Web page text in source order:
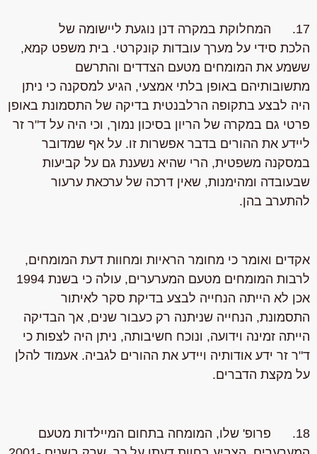
17. המחלוקת במקרה דנן נוגעת ליישומה של
הלכת סידי על מערך עובדות קונקרטי. בית משפט קמא,
ששמע את המומחים מטעם הצדדים והתרשם
מתשובותיהם באופן בלתי אמצעי, הגיע למסקנה כי ניתן
היה לבצע בתקופה הרלבנטית בדיקה של התסמונת באופן
פרטי גם במקרה של הריון בסיכון נמוך, וכי היה על ד"ר זר
ליידע את ההורים בדבר אפשרות זו. על אף שמדובר
במסקנה משפטית, הרי שהיא נשענת גם על קביעות
שבעובדה ומהימנות, שאין דרכה של ערכאת ערעור
להתערב בהן.
אקדים ואומר כי מחומר הראיות ומחוות דעת המומחים,
לרבות המומחים מטעם המערערים, עולה כי בשנת 1994
אכן לא הייתה הנחייה לבצע בדיקת סקר לאיתור
התסמונת, הנחייה שניתנה רק כעבור שנים, אך הבדיקה
הייתה זמינה וידועה, ונוכח חשיבותה, ניתן היה לצפות כי
ד"ר זר ידע אודותיה ויידע את ההורים לגביה. אעמוד להלן
על מקצת הדברים.
18. פרופ' שלו, המומחה בתחום המיילדות מטעם